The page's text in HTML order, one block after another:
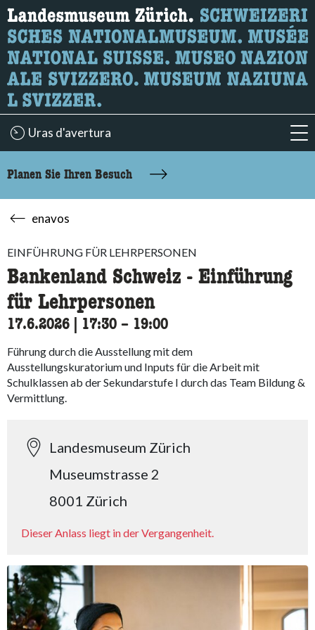
Wonach suchen Sie?
Hier können Sie nach Inhalten der Seite suchen.
Uras d'avertura
Planen Sie Ihren Besuch
enavos
EINFÜHRUNG FÜR LEHRPERSONEN
Bankenland Schweiz - Einführung
für Lehrpersonen
17.6.2026 17:30 accessibility.time_to
– 19:00
Führung durch die Ausstellung mit dem
Ausstellungskuratorium und Inputs für die Arbeit mit
Schulklassen ab der Sekundarstufe I durch das Team Bildung &
Vermittlung.
Landesmuseum Zürich
Museumstrasse 2
8001 Zürich
Dieser Anlass liegt in der Vergangenheit.